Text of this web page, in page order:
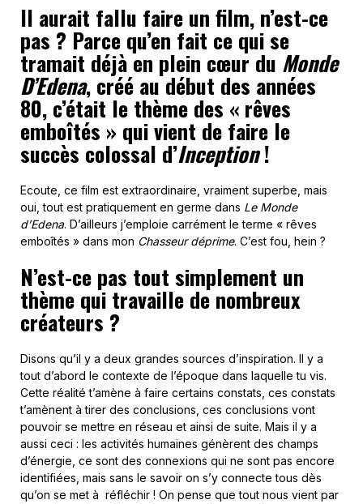
Il aurait fallu faire un film, n’est-ce
pas ? Parce qu’en fait ce qui se
tramait déjà en plein cœur du Monde
D’Edena, créé au début des années
80, c’était le thème des « rêves
emboîtés » qui vient de faire le
succès colossal d’Inception!
Ecoute, ce film est extraordinaire, vraiment superbe, mais
oui, tout est pratiquement en germe dans Le Monde
d’Edena. D’ailleurs j’emploie carrément le terme « rêves
emboîtés » dans mon Chasseur déprime. C’est fou, hein ?
N’est-ce pas tout simplement un
thème qui travaille de nombreux
créateurs ?
Disons qu’il y a deux grandes sources d’inspiration. Il y a
tout d’abord le contexte de l’époque dans laquelle tu vis.
Cette réalité t’amène à faire certains constats, ces constats
t’amènent à tirer des conclusions, ces conclusions vont
pouvoir se mettre en réseau et ainsi de suite. Mais il y a
aussi ceci : les activités humaines génèrent des champs
d’énergie, ce sont des connexions qui ne sont pas encore
identifiées, mais sans le savoir on s’y connecte tous dès
qu’on se met à réfléchir ! On pense que tout nous vient par